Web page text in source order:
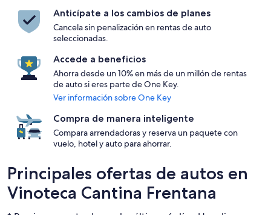
Anticípate a los cambios de planes
Cancela sin penalización en rentas de auto
seleccionadas.
Accede a beneficios
Ahorra desde un 10% en más de un millón de rentas
de auto si eres parte de One Key.
Ver información sobre One Key
Compra de manera inteligente
Compara arrendadoras y reserva un paquete con
vuelo, hotel y auto para ahorrar.
Principales ofertas de autos en
Vinoteca Cantina Frentana